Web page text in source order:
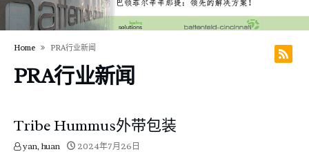
Home PRA行业新闻
PRA行业新闻
Tribe Hummus外带包装
yan, huan 2024年7月26日